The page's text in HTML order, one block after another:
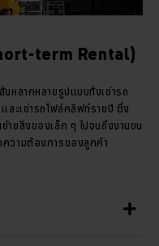
term Rental)
หลากหลายรูปแบบทั้งเช่ารถ
ละเช่ารถโฟล์คลิฟท์รายปี ซึ่ง
ยสิ่งของเล็ก ๆ ไปจนถึงงานขน
วามต้องการของลูกค้า